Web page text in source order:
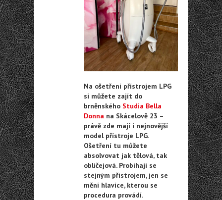
Na ošetření přístrojem LPG
si můžete zajít do
brněnského Studia Bella
Donna na Skácelově 23 –
právě zde mají i nejnovější
model přístroje LPG.
Ošetření tu můžete
absolvovat jak tělová, tak
obličejová. Probíhají se
stejným přístrojem, jen se
mění hlavice, kterou se
procedura provádí.